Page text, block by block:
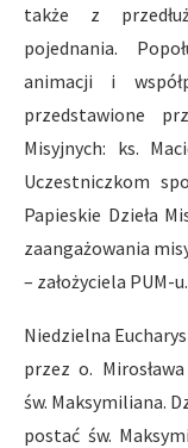
także z
pojednania.
animacji i
przedstawione
Misyjnych: ks.
Uczestniczkom
Papieskie Dzieła
zaangażowania
– założyciela PUM-u.
Niedzielna
przez o.
św. Maksymiliana.
postać św.